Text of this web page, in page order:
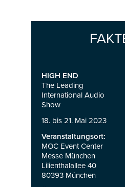
HIGH END
The Leading
International Audio
Show
18. bis 21. Mai 2023
Veranstaltungsort:
MOC Event Center
Messe München
Lilienthalallee 40
80393 München